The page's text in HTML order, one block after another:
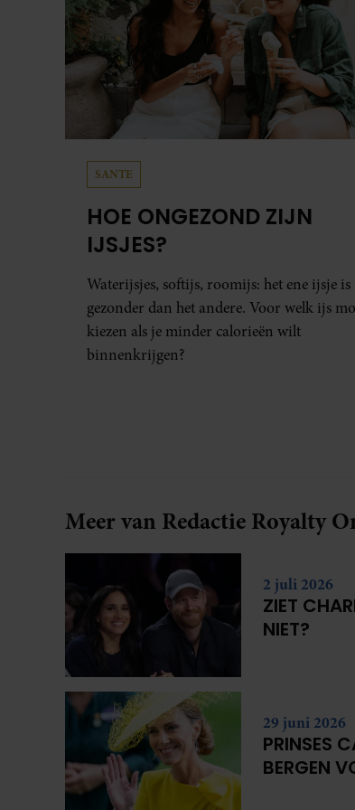
SANTE
HOE ONGEZOND ZIJN
IJSJES?
Waterijsjes, softijs, roomijs: het ene ijsje is
gezonder dan het andere. Voor welk ijs
kiezen als je minder calorieën wilt
binnenkrijgen?
Meer van Redactie Royalty
2 juli 2026
ZIET
NIET?
29 juni 2026
PRINSES
BERGEN